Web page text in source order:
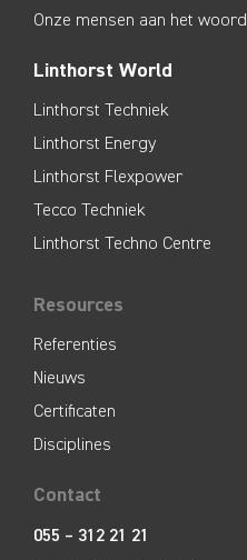
Onze mensen aan het woord
Linthorst World
Linthorst Techniek
Linthorst Energy
Linthorst Flexpower
Tecco Techniek
Linthorst Techno Centre
Resources
Referenties
Nieuws
Certificaten
Disciplines
Contact
055 – 312 21 21